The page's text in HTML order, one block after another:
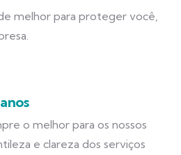
melhor para proteger você,
o melhor para os nossos
e clareza dos serviços